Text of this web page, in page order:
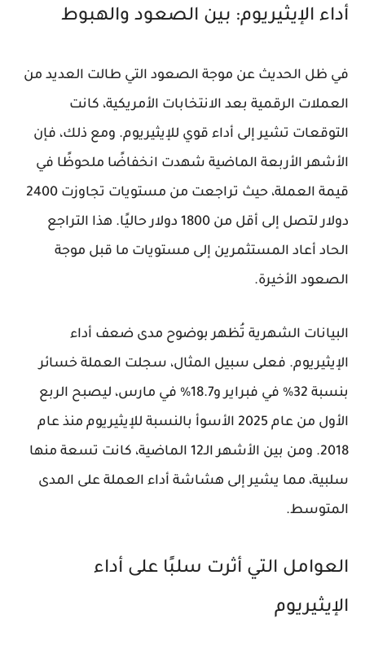
أداء الإيثيريوم: بين الصعود والهبوط
في ظل الحديث عن موجة الصعود التي طالت العديد من
العملات الرقمية بعد الانتخابات الأمريكية، كانت
التوقعات تشير إلى أداء قوي للإيثيريوم. ومع ذلك، فإن
الأشهر الأربعة الماضية شهدت انخفاضًا ملحوظًا في
قيمة العملة، حيث تراجعت من مستويات تجاوزت 2400
دولار لتصل إلى أقل من 1800 دولار حاليًا. هذا التراجع
الحاد أعاد المستثمرين إلى مستويات ما قبل موجة
الصعود الأخيرة.
البيانات الشهرية تُظهر بوضوح مدى ضعف أداء
الإيثيريوم. فعلى سبيل المثال، سجلت العملة خسائر
بنسبة 32% في فبراير و18.7% في مارس، ليصبح الربع
الأول من عام 2025 الأسوأ بالنسبة للإيثيريوم منذ عام
2018. ومن بين الأشهر الـ12 الماضية، كانت تسعة منها
سلبية، مما يشير إلى هشاشة أداء العملة على المدى
المتوسط.
العوامل التي أثرت سلبًا على أداء
الإيثيريوم